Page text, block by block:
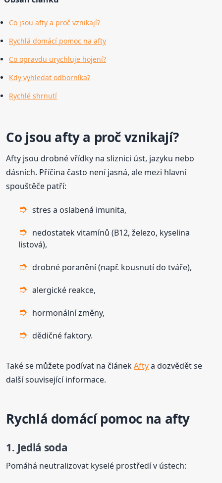
Co jsou afty a proč vznikají?
Rychlá domácí pomoc na afty
Co opravdu urychluje hojení?
Kdy vyhledat odborníka?
Rychlé shrnutí
Co jsou afty a proč vznikají?
Afty jsou drobné vřídky na sliznici úst, jazyku nebo
dásních. Příčina často není jasná, ale mezi hlavní
spouštěče patří:
stres a oslabená imunita,
nedostatek vitamínů (B12, železo, kyselina
listová),
drobné poranění (např. kousnutí do tváře),
alergické reakce,
hormonální změny,
dědičné faktory.
Také se můžete podívat na článekAftya dozvědět se
další související informace.
Rychlá domácí pomoc na afty
1. Jedlá soda
Pomáhá neutralizovat kyselé prostředí v ústech: